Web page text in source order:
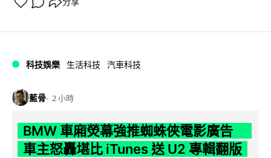
科技娛樂 生活科技 汽車科技
藍骨 2 小時
BMW 車廂熒幕強推蜘蛛俠電影廣告
車主怒轟堪比 iTunes 送 U2 專輯翻版